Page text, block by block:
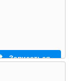
Записаться